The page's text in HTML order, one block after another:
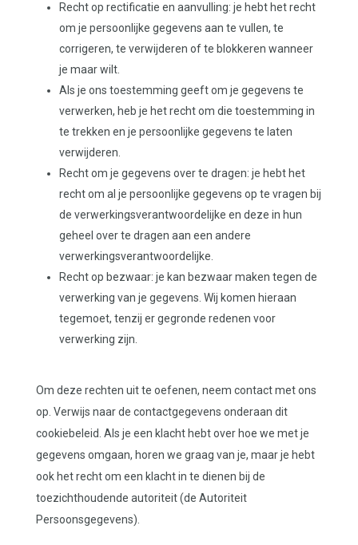
Recht op rectificatie en aanvulling: je hebt het recht
om je persoonlijke gegevens aan te vullen, te
corrigeren, te verwijderen of te blokkeren wanneer
je maar wilt.
Als je ons toestemming geeft om je gegevens te
verwerken, heb je het recht om die toestemming in
te trekken en je persoonlijke gegevens te laten
verwijderen.
Recht om je gegevens over te dragen: je hebt het
recht om al je persoonlijke gegevens op te vragen bij
de verwerkingsverantwoordelijke en deze in hun
geheel over te dragen aan een andere
verwerkingsverantwoordelijke.
Recht op bezwaar: je kan bezwaar maken tegen de
verwerking van je gegevens. Wij komen hieraan
tegemoet, tenzij er gegronde redenen voor
verwerking zijn.
Om deze rechten uit te oefenen, neem contact met ons
op. Verwijs naar de contactgegevens onderaan dit
cookiebeleid. Als je een klacht hebt over hoe we met je
gegevens omgaan, horen we graag van je, maar je hebt
ook het recht om een klacht in te dienen bij de
toezichthoudende autoriteit (de Autoriteit
Persoonsgegevens).